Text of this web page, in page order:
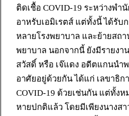
ติดเชื้อ COVID-19 ระหว่างพำ
อาหรับเอมิเรตส์ แต่ทั้งนี้ ได้รับ
หลายโรงพยาบาล และย้ายสถา
พยาบาล นอกจากนี้ ยังมีรายงา
สวัสดิ์ หรือ เจ๊แดง อดีตแกนนำ
อาศัยอยู่ด้วยกัน ได้แก่ เลขาธิก
COVID-19 ด้วยเช่นกัน แต่ทั้ง
หายปกติแล้ว โดยมีเพียงนางส